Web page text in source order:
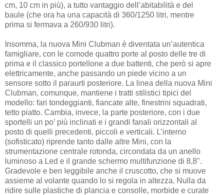
cm, 10 cm in più), a tutto vantaggio dell’abitabilità e del
baule (che ora ha una capacità di 360/1250 litri, mentre
prima si fermava a 260/930 litri).
Insomma, la nuova Mini Clubman è diventata un’autentica
famigliare, con le comode quattro porte al posto delle tre di
prima e il classico portellone a due battenti, che però si apre
elettricamente, anche passando un piede vicino a un
sensore sotto il paraurti posteriore. La linea della nuova Mini
Clubman, comunque, mantiene i tratti stilistici tipici del
modello: fari tondeggianti, fiancate alte, finestrini squadrati,
tetto piatto. Cambia, invece, la parte posteriore, con i due
sportelli un po’ più inclinati e i grandi fanali orizzontali al
posto di quelli precedenti, piccoli e verticali. L’interno
(sofisticato) riprende tanto dalle altre Mini, con la
strumentazione centrale rotonda, circondata da un anello
luminoso a Led e il grande schermo multifunzione di 8,8".
Gradevole e ben leggibile anche il cruscotto, che si muove
assieme al volante quando lo si regola in altezza. Nulla da
ridire sulle plastiche di plancia e consolle, morbide e curate